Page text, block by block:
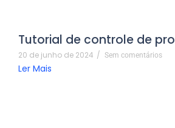
Tutorial de controle de
20 de junho de 2024 / Sem comentários
Ler Mais